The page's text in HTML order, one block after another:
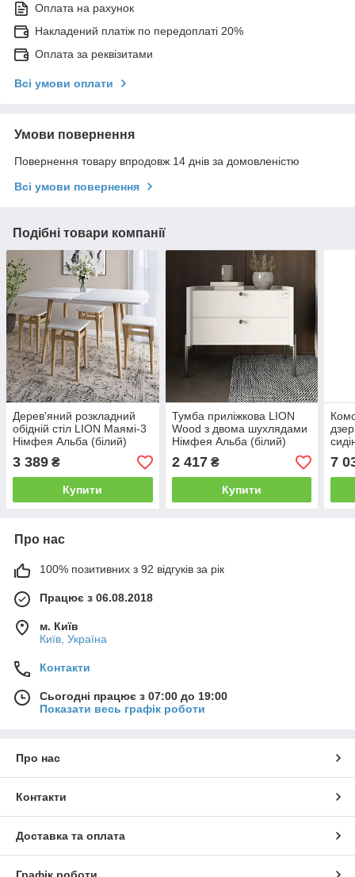
Оплата на рахунок
Накладений платіж по передоплаті 20%
Оплата за реквізитами
Всі умови оплати
Умови повернення
Повернення товару впродовж 14 днів за домовленістю
Всі умови повернення
Подібні товари компанії
Дерев'яний розкладний
обідній стіл LION Маямі-3
Німфея Альба (білий)
90х60/90х120 (LION-
041272) ТОП
3 389 ₴
Купити
Тумба приліжкова LION
Wood з двома шухлядами
Німфея Альба (білий)
(чорні ножки) (LION-
041358) ТОП
2 417₴
Купити
ТОП
7
Про нас
100% позитивних з 92 відгуків за рік
Працює з 06.08.2018
м. Київ
Київ, Україна
Контакти
Сьогодні працює з 07:00 до 19:00
Показати весь графік роботи
Про нас
Контакти
Доставка та оплата